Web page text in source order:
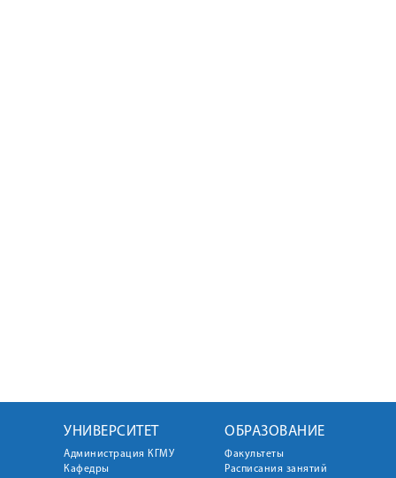
УНИВЕРСИТЕТ
Администрация КГМУ
Кафедры
ОБРАЗОВАНИЕ
Факультеты
Расписания занятий